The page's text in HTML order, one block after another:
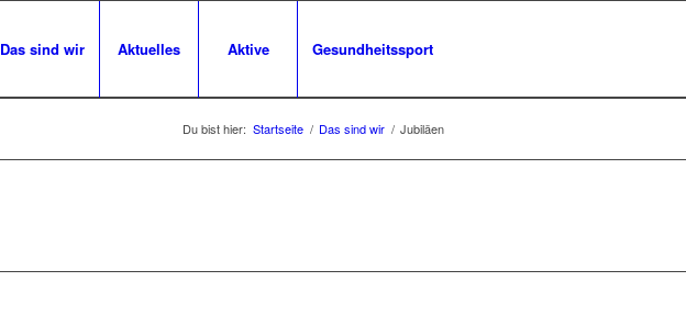
Das sind wir Aktuelles Aktive Gesundheitssport
Du bist hier: Startseite / Das sind wir / Jubiläen